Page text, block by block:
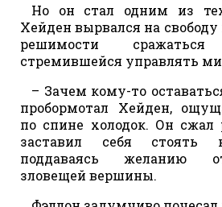
Но он стал одним из
Хейден вырвался на
решимости
стремившейся управлять
– Зачем кому-то
пробормотал Хейден,
по спине холодок. Он
заставил себя стоять
поддаваясь желанию
зловещей вершины.